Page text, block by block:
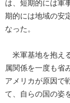
は、短期的には軍
期的には地域の安
なった。
米軍基地を抱え
属関係を一度も省
アメリカが原因で
て、自らの国の姿